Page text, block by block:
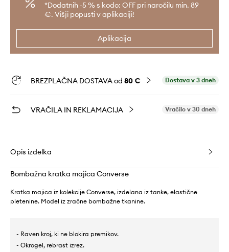
*Dodatnih -5 % s kodo: OFF pri naročilu min. 89
€. Višji popusti v aplikaciji!
Aplikacija
BREZPLAČNA DOSTAVA od 80 € Dostava v 3 dneh
VRAČILA IN REKLAMACIJA Vračilo v 30 dneh
Opis izdelka
Bombažna kratka majica Converse
Kratka majica iz kolekcije Converse, izdelana iz tanke, elastične
pletenine. Model iz zračne bombažne tkanine.
- Raven kroj, ki ne blokira premikov.
- Okrogel, rebrast izrez.